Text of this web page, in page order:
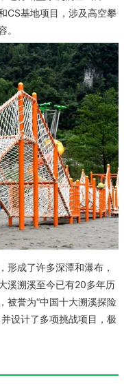
CS基地项目，涉及高空攀
。
形成了许多深潭和瀑布，
溪溯溪至今已有20多年历
被誉为“中国十大溯溪探险
设计了多项挑战项目，极